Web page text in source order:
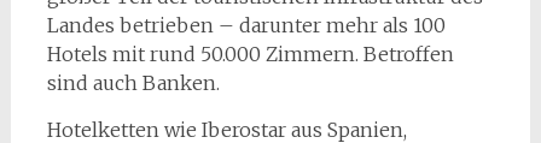
Landes betrieben – darunter mehr als 100
Hotels mit rund 50.000 Zimmern. Betroffen
sind auch Banken.
Hotelketten wie Iberostar aus Spanien,